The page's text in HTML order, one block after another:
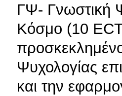
ΓΨ- Γνωστική
Κόσμο (10
Ψυχολογίας
και την